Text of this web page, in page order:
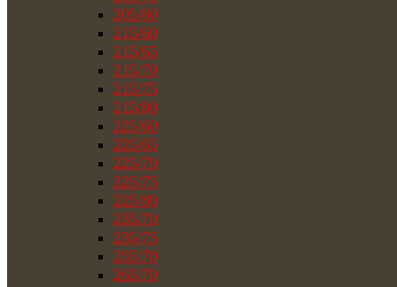
205/80
215/60
215/65
215/70
215/75
215/80
225/60
225/65
225/70
225/75
225/80
235/70
235/75
255/70
265/70